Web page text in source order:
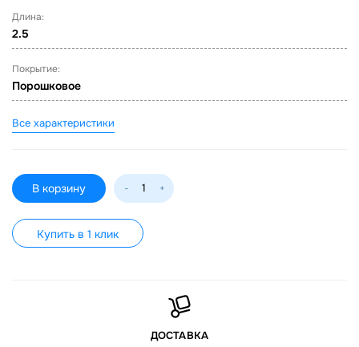
Длина:
2.5
Покрытие:
Порошковое
Все характеристики
В корзину - +
Купить в 1 клик
ДОСТАВКА